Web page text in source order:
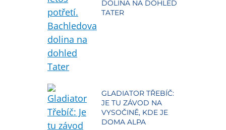
DOLINA NA DOHLED
TATER
GLADIATOR TŘEBÍČ:
JE TU ZÁVOD NA
VYSOČINĚ, KDE JE
DOMA ALPA